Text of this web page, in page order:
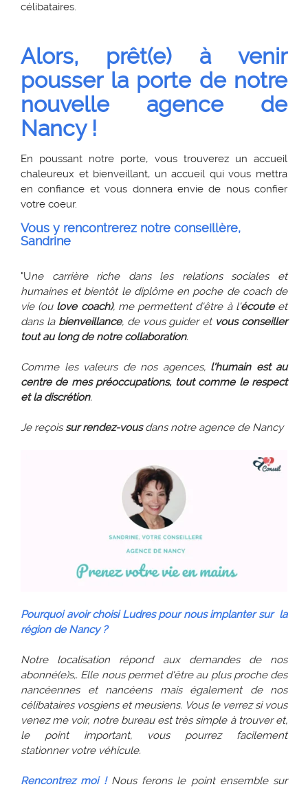
célibataires.
Alors, prêt(e) à venir
pousser la porte de notre
nouvelle agence de
Nancy !
En poussant notre porte, vous trouverez un accueil
chaleureux et bienveillant, un accueil qui vous mettra
en confiance et vous donnera envie de nous confier
votre coeur.
Vous y rencontrerez notre conseillère,
Sandrine
"Une carrière riche dans les relations sociales et
humaines et bientôt le diplôme en poche de coach de
vie (ou love coach), me permettent d'être à l'écouteet
dans la bienveillance, de vous guider et vous conseiller
tout au long de notre collaboration.
Comme les valeurs de nos agences, l'humain est au
centre de mes préoccupations, tout comme le respect
et la discrétion.
Je reçoissur rendez-vousdans notre agence de Nancy
Pourquoi avoir choisi Ludres pour nous implanter sur la
région de Nancy ?
Notre localisation répond aux demandes de nos
abonné(e)s,. Elle nous permet d'être au plus proche des
nancéennes et nancéens mais également de nos
célibataires vosgiens et meusiens. Vous le verrez si vous
venez me voir, notre bureau est très simple à trouver et,
le point important, vous pourrez facilement
stationner votre véhicule.
Rencontrez moi ! Nous ferons le point ensemble sur